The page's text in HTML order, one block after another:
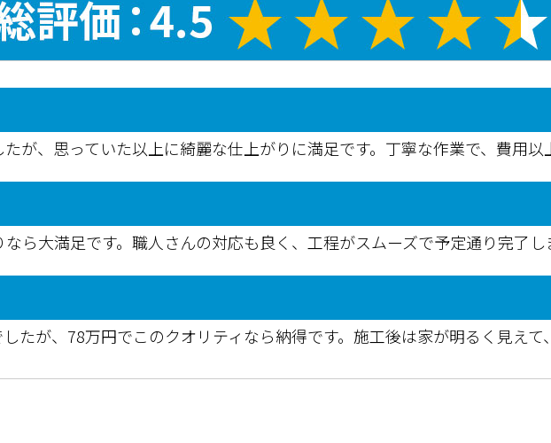
が、思っていた以上に綺麗な仕上がりに満足です。丁寧な作業で、費用以
ら大満足です。職人さんの対応も良く、工程がスムーズで予定通り完了
たが、78万円でこのクオリティなら納得です。施工後は家が明るく見えて